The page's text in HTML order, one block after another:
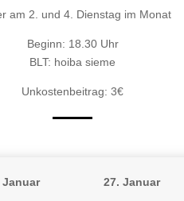
am 2. und 4. Dienstag im Monat
Beginn: 18.30 Uhr
BLT: hoiba sieme
Unkostenbeitrag: 3€
Januar 27. Januar